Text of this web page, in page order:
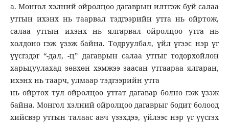
а. Монгол хэлний ойролцоо дагаврын илтгэж буй салаа
утгын ихэнх нь таарвал тэдгээрийн утга нь ойртож,
салаа утгын ихэнх нь ялгарвал ойролцоо утга нь
холдоно гэж үзэж байна. Тодруулбал, үйл үгээс нэр үг
үүсгэдэг “-дал, -ц” дагаврын салаа утгыг тодорхойлон
харьцуулахад зөвхөн хэмжээ заасан утгаараа ялгаран,
ихэнх нь таарч, улмаар тэдгээрийн утга
нь ойртох тул ойролцоо утгат дагавар болно гэж үзэж
байна. Монгол хэлний ойролцоо дагаврыг бодит болоод
хийсвэр утгын талаас авч үзэхдээ, үйлээс нэр үг үүсгэх